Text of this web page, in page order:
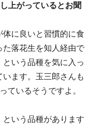
上がっているとお聞
に良いと習慣的に食
落花生を知人経由で
いう品種を気に入っ
ます。玉三郎さんも
ているそうですよ。
という品種があります